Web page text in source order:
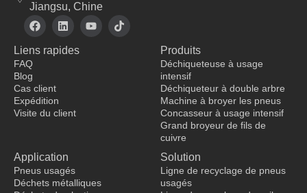
Jiangsu, Chine
F
a
e
o
k
L
i
k
Y
o
T
i
Liens rapides
FAQ
Blog
Cas client
Expédition
Visite du client
Produits
Déchiqueteuse à usage
intensif
Déchiqueteur à double arbre
Machine à broyer les pneus
Concasseur à usage intensif
Grand broyeur de fils de
cuivre
Application
Pneus usagés
Déchets métalliques
Solution
Ligne de recyclage de pneus
usagés